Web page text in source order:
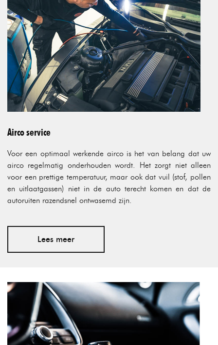
Airco service
Voor een optimaal werkende airco is het van belang dat uw
airco regelmatig onderhouden wordt. Het zorgt niet alleen
voor een prettige temperatuur, maar ook dat vuil (stof, pollen
en uitlaatgassen) niet in de auto terecht komen en dat de
autoruiten razendsnel ontwasemd zijn.
Lees meer